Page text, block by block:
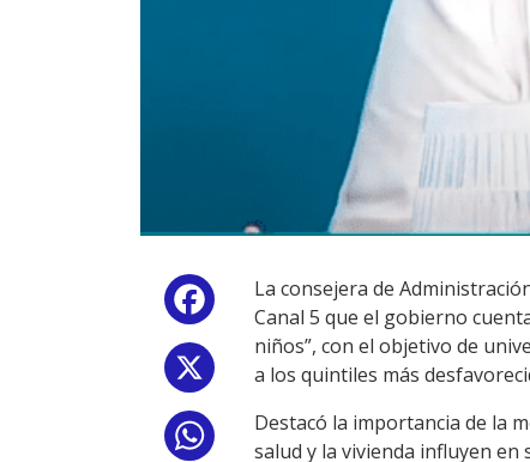
Facebook
WhatsApp
La consejera de
Canal 5 que el gobierno
niños”, con el objetivo de
a los quintiles más
Destacó la importancia de la
salud y la vivienda influyen en